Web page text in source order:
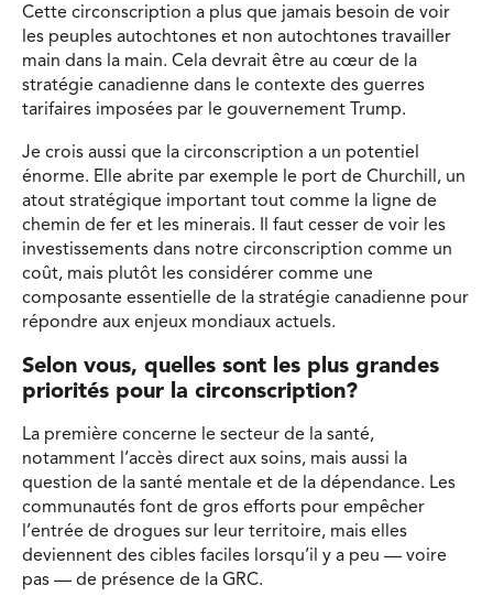
Cette circonscription a plus que jamais besoin de voir
les peuples autochtones et non autochtones travailler
main dans la main. Cela devrait être au cœur de la
stratégie canadienne dans le contexte des guerres
tarifaires imposées par le gouvernement Trump.
Je crois aussi que la circonscription a un potentiel
énorme. Elle abrite par exemple le port de Churchill, un
atout stratégique important tout comme la ligne de
chemin de fer et les minerais. Il faut cesser de voir les
investissements dans notre circonscription comme un
coût, mais plutôt les considérer comme une
composante essentielle de la stratégie canadienne pour
répondre aux enjeux mondiaux actuels.
Selon vous, quelles sont les plus grandes
priorités pour la circonscription?
La première concerne le secteur de la santé,
notamment l’accès direct aux soins, mais aussi la
question de la santé mentale et de la dépendance. Les
communautés font de gros efforts pour empêcher
l’entrée de drogues sur leur territoire, mais elles
deviennent des cibles faciles lorsqu’il y a peu — voire
pas — de présence de la GRC.